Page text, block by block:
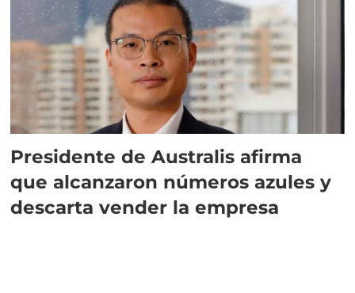
Presidente de Australis afirma
que alcanzaron números azules y
descarta vender la empresa